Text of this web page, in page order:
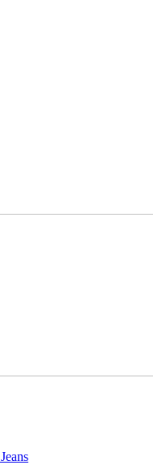
Jeans